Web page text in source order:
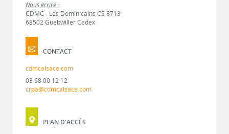
Nous écrire :
CDMC - Les Dominicains CS 8713
68502 Guebwiller Cedex
CONTACT
cdmcalsace.com
03 68 00 12 12
crpa@cdmcalsace.com
PLAN D'ACCÈS